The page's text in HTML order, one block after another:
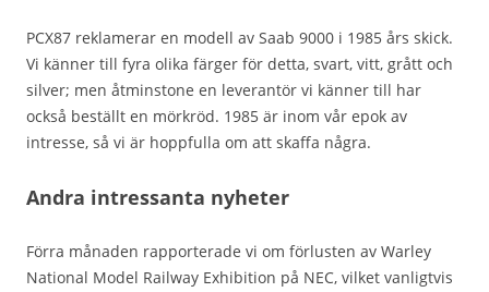
PCX87 reklamerar en modell av Saab 9000 i 1985 års skick.
Vi känner till fyra olika färger för detta, svart, vitt, grått och
silver; men åtminstone en leverantör vi känner till har
också beställt en mörkröd. 1985 är inom vår epok av
intresse, så vi är hoppfulla om att skaffa några.
Andra intressanta nyheter
Förra månaden rapporterade vi om förlusten av Warley
National Model Railway Exhibition på NEC, vilket vanligtvis